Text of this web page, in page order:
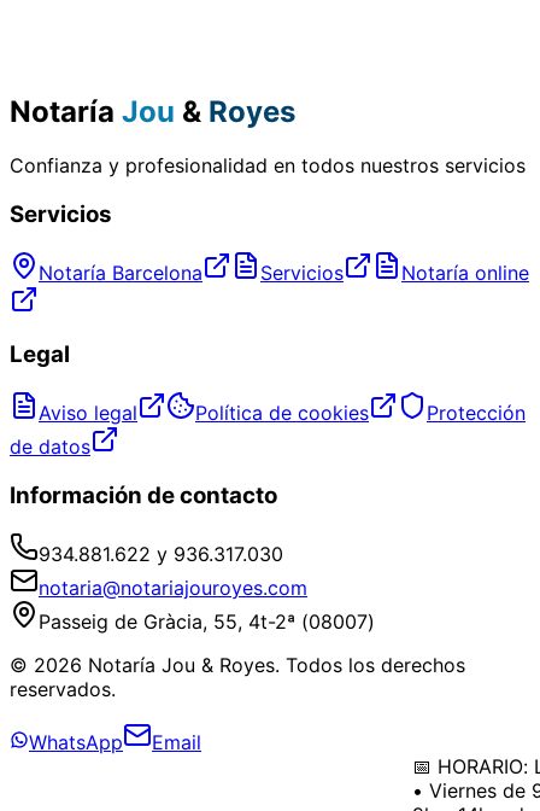
Notaría Jou & Royes
Confianza y profesionalidad en todos nuestros servicios
Servicios
Notaría Barcelona Servicios Notaría online
Legal
Aviso legal Política de cookies
Protección
de datos
Información de contacto
934.881.622 y 936.317.030
notaria@notariajouroyes.com
Passeig de Gràcia, 55, 4t-2ª (08007)
© 2026 Notaría Jou & Royes. Todos los derechos
reservados.
WhatsApp
Email
📅
• Viernes de